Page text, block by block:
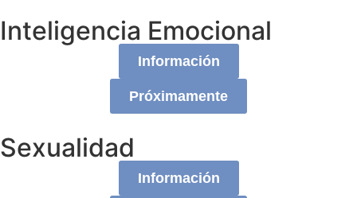
Inteligencia Emocional
Información
Próximamente
Sexualidad
Información